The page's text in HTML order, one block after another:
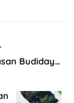
Budidaya